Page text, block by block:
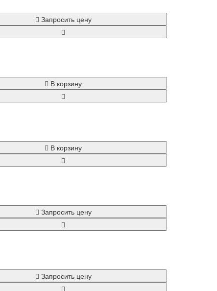
Запросить цену
В корзину
В корзину
Запросить цену
Запросить цену